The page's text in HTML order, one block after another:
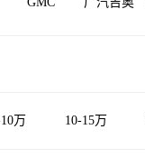
万 10-15万